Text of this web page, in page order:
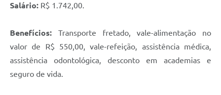
Salário: R$ 1.742,00.
Benefícios: Transporte fretado, vale-alimentação no
valor de R$ 550,00, vale-refeição, assistência médica,
assistência odontológica, desconto em academias e
seguro de vida.